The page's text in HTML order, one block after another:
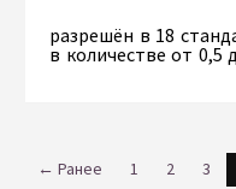
разрешён в 18
в количестве от 0,5
← Ранее 1 2 3